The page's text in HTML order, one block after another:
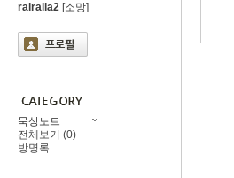
ralralla2 [소망]
묵상노트
전체보기 (0)
방명록